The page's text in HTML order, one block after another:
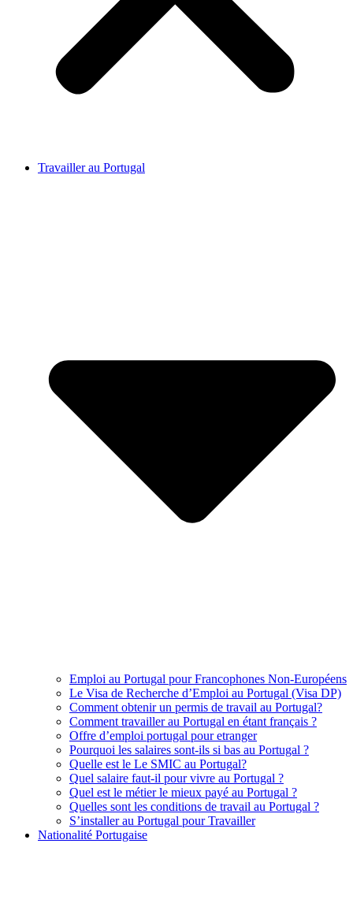
Travailler au Portugal
Emploi au Portugal pour Francophones Non-Européens
Le Visa de Recherche d’Emploi au Portugal (Visa DP)
Comment obtenir un permis de travail au Portugal?
Comment travailler au Portugal en étant français ?
Offre d’emploi portugal pour etranger
Pourquoi les salaires sont-ils si bas au Portugal ?
Quelle est le Le SMIC au Portugal?
Quel salaire faut-il pour vivre au Portugal ?
Quel est le métier le mieux payé au Portugal ?
Quelles sont les conditions de travail au Portugal ?
S’installer au Portugal pour Travailler
Nationalité Portugaise